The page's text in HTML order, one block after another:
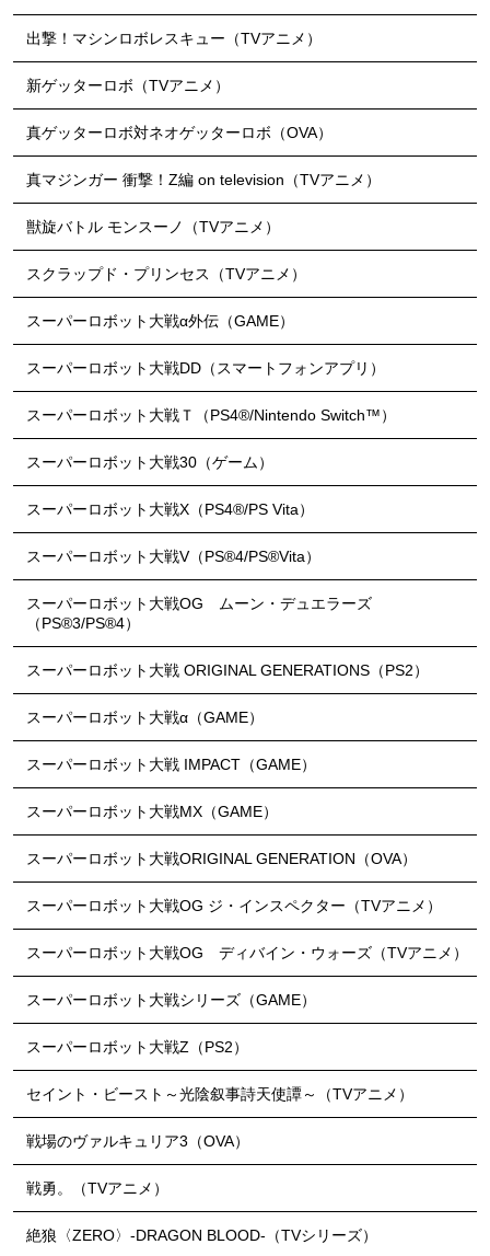
出撃！マシンロボレスキュー（TVアニメ）
新ゲッターロボ（TVアニメ）
真ゲッターロボ対ネオゲッターロボ（OVA）
真マジンガー 衝撃！Z編 on television（TVアニメ）
獣旋バトル モンスーノ（TVアニメ）
スクラップド・プリンセス（TVアニメ）
スーパーロボット大戦α外伝（GAME）
スーパーロボット大戦DD（スマートフォンアプリ）
スーパーロボット大戦Ｔ（PS4®/Nintendo Switch™）
スーパーロボット大戦30（ゲーム）
スーパーロボット大戦X（PS4®/PS Vita）
スーパーロボット大戦V（PS®4/PS®Vita）
スーパーロボット大戦OG ムーン・デュエラーズ
（PS®3/PS®4）
スーパーロボット大戦 ORIGINAL GENERATIONS（PS2）
スーパーロボット大戦α（GAME）
スーパーロボット大戦 IMPACT（GAME）
スーパーロボット大戦MX（GAME）
スーパーロボット大戦ORIGINAL GENERATION（OVA）
スーパーロボット大戦OG ジ・インスペクター（TVアニメ）
スーパーロボット大戦OG ディバイン・ウォーズ（TVアニメ）
スーパーロボット大戦シリーズ（GAME）
スーパーロボット大戦Z（PS2）
セイント・ビースト～光陰叙事詩天使譚～（TVアニメ）
戦場のヴァルキュリア3（OVA）
戦勇。（TVアニメ）
絶狼〈ZERO〉-DRAGON BLOOD-（TVシリーズ）